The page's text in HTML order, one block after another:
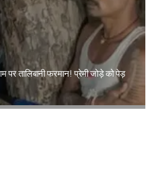
तालिबानी फरमान! प्रेमी जोड़े को पेड़